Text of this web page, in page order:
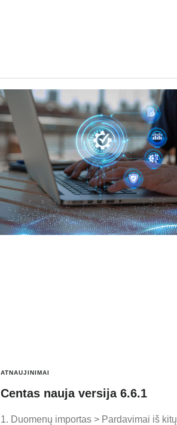
ATNAUJINIMAI
Centas nauja versija 6.6.1
1. Duomenų importas > Pardavimai iš kitų